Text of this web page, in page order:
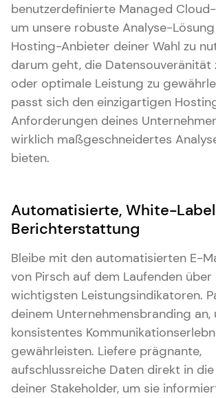
benutzerdefinierte Managed
um unsere robuste Analyse-
Hosting-Anbieter deiner Wahl zu
darum geht, die Datensouveränität
oder optimale Leistung zu
passt sich den einzigartigen
Anforderungen deines
wirklich maßgeschneidertes
bieten.
Automatisierte, White-
Berichterstattung
Bleibe mit den automatisierten E-
von Pirsch auf dem Laufenden über
wichtigsten Leistungsindikatoren.
deinem Unternehmensbranding an,
konsistentes
gewährleisten. Liefere prägnante,
aufschlussreiche Daten direkt in
deiner Stakeholder, um sie